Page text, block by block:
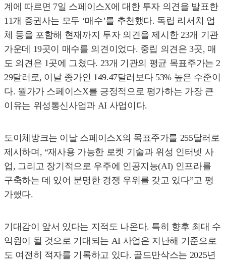
계에 따르면 7일 스페이스X에 대한 투자 의견을 발표한
11개 증권사는 모두 ‘매수’를 추천했다. 독립 리서치 업
체 등을 포함해 현재까지 투자 의견을 제시한 23개 기관
가운데 19곳이 매수를 의견이었다. 중립 의견은 3곳, 매
도 의견은 1곳에 그쳤다. 23개 기관의 평균 목표주가는 2
29달러로, 이날 종가인 149.47달러보다 53% 높은 수준이
다. 월가가 스페이스X를 긍정적으로 평가하는 가장 큰
이유는 위성통신사업과 AI 사업이다.
도이체방크는 이날 스페이스X의 목표주가를 255달러로
제시하며, “재사용 가능한 로켓 기술과 위성 인터넷 사
업, 그리고 장기적으로 우주에 인공지능(AI) 인프라를
구축하는 데 있어 분명한 경쟁 우위를 갖고 있다”고 평
가했다.
기대감이 앞서 있다는 지적도 나온다. 특히 향후 최대 수
익원이 될 것으로 기대되는 AI 사업은 지난해 기준으로
도 여전히 적자를 기록하고 있다. 골드만삭스는 2025년